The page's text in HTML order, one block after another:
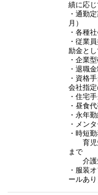
績に応
・通勤
月）
・各種
・従業
励金とし
・企業
・退職
・資格
会社指定
・住宅
・昼食
・永年
・メン
・時短
育児短
まで
介護
・服装
ールあり